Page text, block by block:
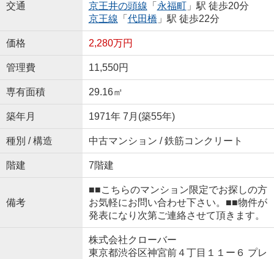
交通
京王井の頭線 「 永福町」駅 徒歩20分
京王線 「 代田橋 」駅 徒歩22分
価格 2,280万円
管理費 11,550円
専有面積 29.16㎡
築年月 1971年 7月(築55年)
種別 / 構造 中古マンション / 鉄筋コンクリート
階建 7階建
備考
■■こちらのマンション限定でお探しの方
お気軽にお問い合わせ下さい。■■物件が
発表になり次第ご連絡させて頂きます。
株式会社クローバー
東京都渋谷区神宮前４丁目１１ー６ プレ